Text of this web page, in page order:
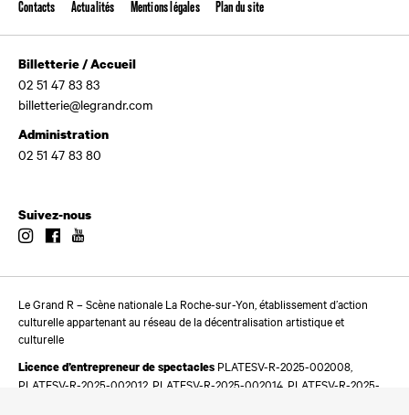
Contacts Actualités Mentions légales Plan du site
Billetterie / Accueil
02 51 47 83 83
billetterie@legrandr.com
Administration
02 51 47 83 80
Suivez-nous
InstagramFacebook
Le Grand R – Scène nationale La Roche-sur-Yon, établissement d’action
culturelle appartenant au réseau de la décentralisation artistique et
culturelle
Licence d’entrepreneur de spectacles PLATESV-R-2025-002008,
PLATESV-R-2025-002012, PLATESV-R-2025-002014, PLATESV-R-2025-